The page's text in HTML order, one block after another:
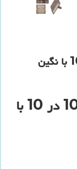
چشم گربه ای آلومینیومی 10×10 با نگین
چشم گربه ای آلومینیومی 10 در 10 با